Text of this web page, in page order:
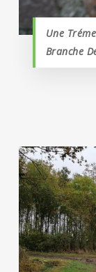
Une
Branche